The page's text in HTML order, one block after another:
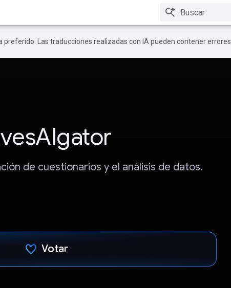
Las traducciones realizadas con IA pueden contener errores.
de cuestionarios y el análisis de datos.
Votar